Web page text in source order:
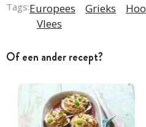
Tags:Europees Grieks
Vlees
Of een ander recept?